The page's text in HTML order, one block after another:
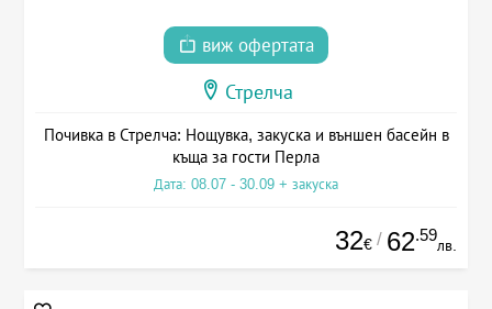
виж офертата
Стрелча
Почивка в Стрелча: Нощувка, закуска и външен басейн в
къща за гости Перла
Дата: 08.07 - 30.09 + закуска
32€ / 62.59
лв.